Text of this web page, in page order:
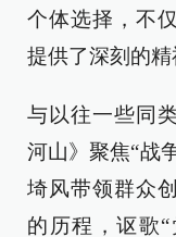
个体选择，不
提供了深刻的精
与以往一些同
河山》聚焦“战
埼风带领群众
的历程，讴歌